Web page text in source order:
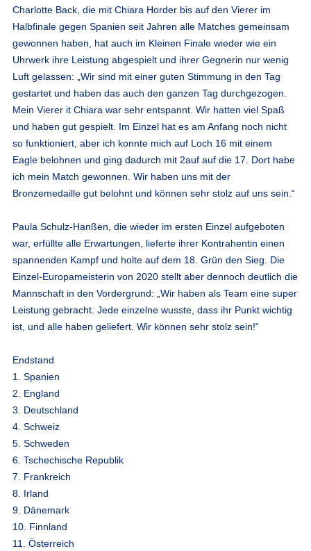
Charlotte Back, die mit Chiara Horder bis auf den Vierer im
Halbfinale gegen Spanien seit Jahren alle Matches gemeinsam
gewonnen haben, hat auch im Kleinen Finale wieder wie ein
Uhrwerk ihre Leistung abgespielt und ihrer Gegnerin nur wenig
Luft gelassen: „Wir sind mit einer guten Stimmung in den Tag
gestartet und haben das auch den ganzen Tag durchgezogen.
Mein Vierer it Chiara war sehr entspannt. Wir hatten viel Spaß
und haben gut gespielt. Im Einzel hat es am Anfang noch nicht
so funktioniert, aber ich konnte mich auf Loch 16 mit einem
Eagle belohnen und ging dadurch mit 2auf auf die 17. Dort habe
ich mein Match gewonnen. Wir haben uns mit der
Bronzemedaille gut belohnt und können sehr stolz auf uns sein.“
Paula Schulz-Hanßen , die wieder im ersten Einzel aufgeboten
war, erfüllte alle Erwartungen, lieferte ihrer Kontrahentin einen
spannenden Kampf und holte auf dem 18. Grün den Sieg. Die
Einzel-Europameisterin von 2020 stellt aber dennoch deutlich die
Mannschaft in den Vordergrund: „Wir haben als Team eine super
Leistung gebracht. Jede einzelne wusste, dass ihr Punkt wichtig
ist, und alle haben geliefert. Wir können sehr stolz sein!“
Endstand
1. Spanien
2. England
3. Deutschland
4. Schweiz
5. Schweden
6. Tschechische Republik
7. Frankreich
8. Irland
9. Dänemark
10. Finnland
11. Österreich